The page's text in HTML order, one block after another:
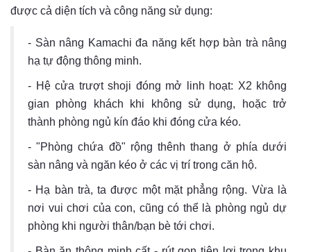
được cả diện tích và công năng sử dụng:
- Sàn nâng Kamachi đa năng kết hợp bàn trà nâng
hạ tự động thông minh.
- Hệ cửa trượt shoji đóng mở linh hoạt: X2 không
gian phòng khách khi không sử dụng, hoặc trở
thành phòng ngủ kín đáo khi đóng cửa kéo.
- "Phòng chứa đồ" rộng thênh thang ở phía dưới
sàn nâng và ngăn kéo ở các vị trí trong căn hộ.
- Hạ bàn trà, ta được một mặt phẳng rộng. Vừa là
nơi vui chơi của con, cũng có thể là phòng ngủ dự
phòng khi người thân/bạn bè tới chơi.